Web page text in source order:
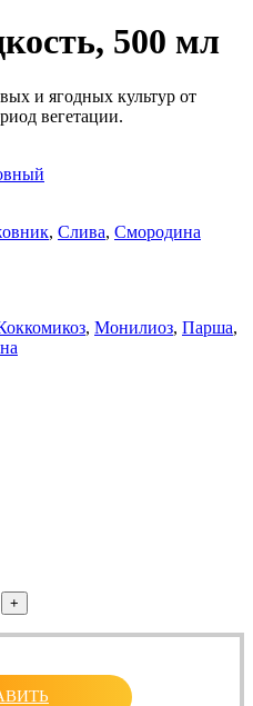
500 мл
и ягодных культур от
вегетации.
, Слива, Смородина
, Монилиоз, Парша,
+